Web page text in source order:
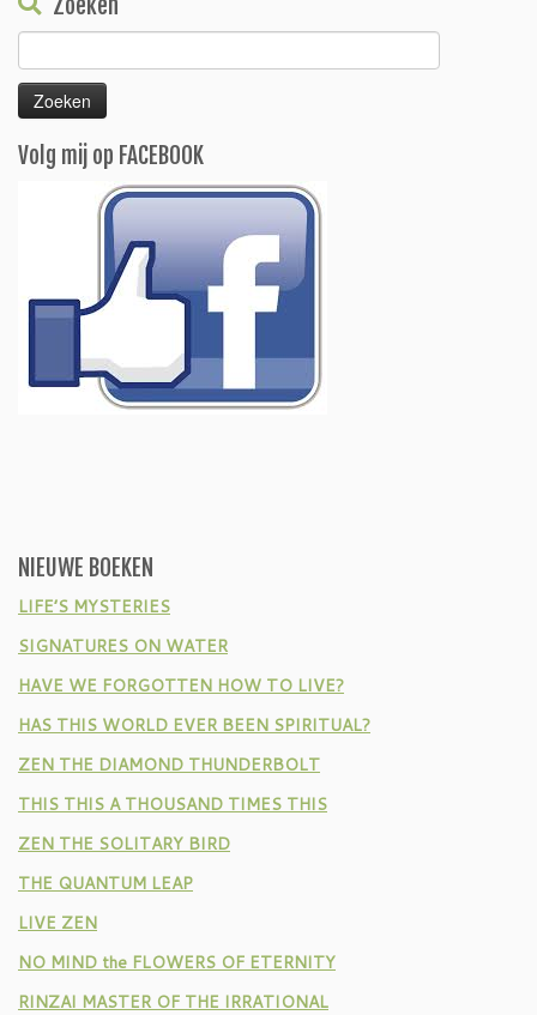
Zoeken
naar:
Volg mij op FACEBOOK
NIEUWE BOEKEN
LIFE’S MYSTERIES
SIGNATURES ON WATER
HAVE WE FORGOTTEN HOW TO LIVE?
HAS THIS WORLD EVER BEEN SPIRITUAL?
ZEN THE DIAMOND THUNDERBOLT
THIS THIS A THOUSAND TIMES THIS
ZEN THE SOLITARY BIRD
THE QUANTUM LEAP
LIVE ZEN
NO MIND the FLOWERS OF ETERNITY
RINZAI MASTER OF THE IRRATIONAL